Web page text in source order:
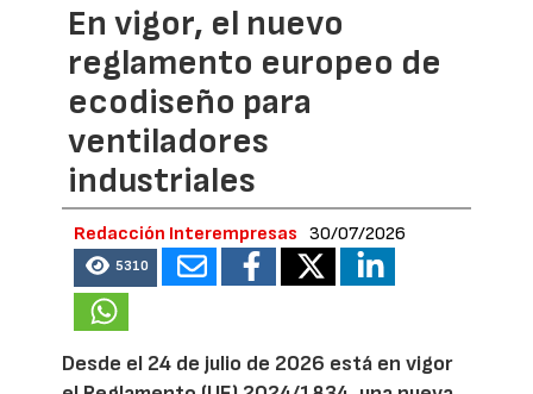
En vigor, el nuevo
reglamento europeo de
ecodiseño para
ventiladores
industriales
Redacción Interempresas 30/07/2026
5310
Desde el 24 de julio de 2026 está en vigor